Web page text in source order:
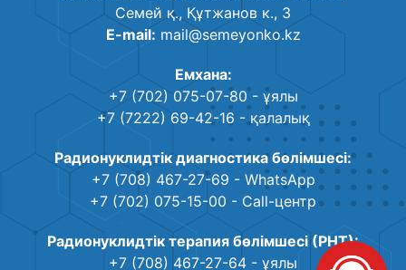
Семей қ., Құтжанов к., 3
E-mail: mail@semeyonko.kz
Емхана:
+7 (702) 075-07-80- ұялы
+7 (7222) 69-42-16 - қалалық
Радионуклидтік диагностика бөлімшесі:
+7 (708) 467-27-69 - WhatsApp
+7 (702) 075-15-00 - Call-центр
Радионуклидтік терапия бөлімшесі (РНТ):
+7 (708) 467-27-64 - ұялы